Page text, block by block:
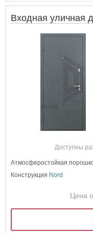
Входная уличная
Доступны
Атмосферостойкая
Конструкция Nord
Цена